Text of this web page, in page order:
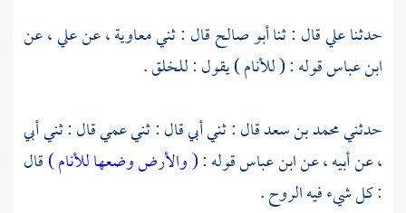
حدثناعليقال : ثناأبو صالحقال : ثنيمعاوية، عنعلي، عن
ابن عباسقوله : ( للأنام ) يقول : للخلق .
حدثنيمحمد بن سعدقال : ثني أبي قال : ثني عمي قال : ثني أبي
، عن أبيه ، عنابن عباسقوله : (والأرض وضعها للأنام) قال
: كل شيء فيه الروح .